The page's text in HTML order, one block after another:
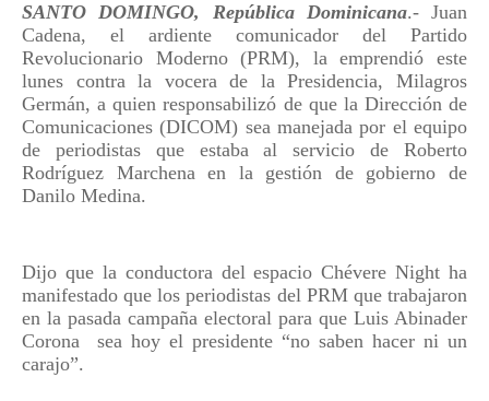
SANTO DOMINGO, República Dominicana.- Juan
Cadena, el ardiente comunicador del Partido
Revolucionario Moderno (PRM), la emprendió este
lunes contra la vocera de la Presidencia, Milagros
Germán, a quien responsabilizó de que la Dirección de
Comunicaciones (DICOM) sea manejada por el equipo
de periodistas que estaba al servicio de Roberto
Rodríguez Marchena en la gestión de gobierno de
Danilo Medina.
Dijo que la conductora del espacio Chévere Night ha
manifestado que los periodistas del PRM que trabajaron
en la pasada campaña electoral para que Luis Abinader
Corona
sea hoy el presidente “no saben hacer ni un
carajo”.